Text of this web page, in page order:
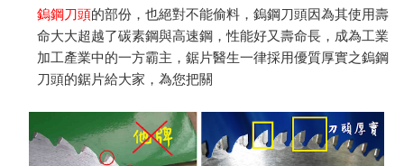
鎢鋼刀頭的部份，也絕對不能偷料，鎢鋼刀頭因為其使用壽
命大大超越了碳素鋼與高速鋼，性能好又壽命長，成為工業
加工產業中的一方霸主，鋸片醫生一律採用優質厚實之鎢鋼
刀頭的鋸片給大家，為您把關